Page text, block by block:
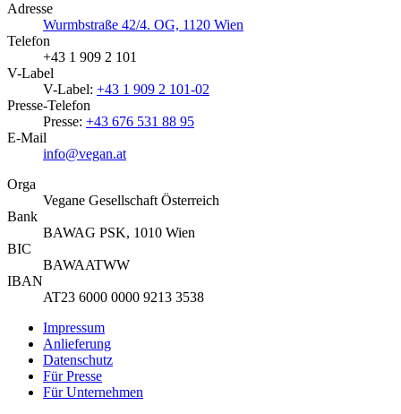
Adresse
Wurmbstraße 42/4. OG, 1120 Wien
Telefon
+43 1 909 2 101
V-Label
V-Label: +43 1 909 2 101-02
Presse-Telefon
Presse: +43 676 531 88 95
E-Mail
info@vegan.at
Orga
Vegane Gesellschaft Österreich
Bank
BAWAG PSK, 1010 Wien
BIC
BAWAATWW
IBAN
AT23 6000 0000 9213 3538
Impressum
Anlieferung
Datenschutz
Für Presse
Für Unternehmen